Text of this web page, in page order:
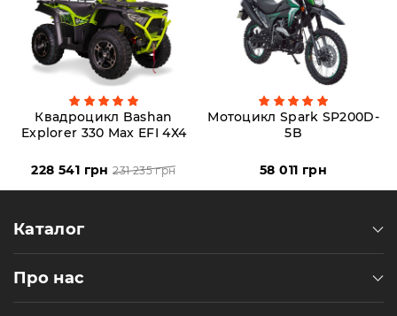
Квадроцикл Bashan
Explorer 330 Max EFI 4Х4
228 541 грн 231 235 грн
Мотоцикл Spark SP200D-
5B
58 011 грн
Каталог
Про нас